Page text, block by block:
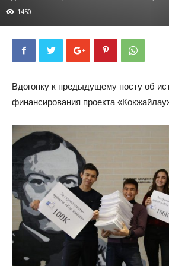
1450
Вдогонку к предыдущему посту об
финансирования проекта